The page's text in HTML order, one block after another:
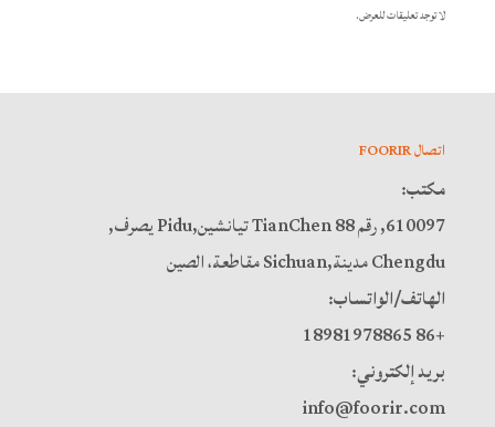
لا توجد تعليقات للعرض.
اتصال FOORIR
مكتب:
610097, رقم 88 TianChen تيانشين,Pidu يصرف,
Chengdu مدينة,Sichuan مقاطعة، الصين
الهاتف/الواتساب:
+86 18981978865
بريد إلكتروني:
info@foorir.com